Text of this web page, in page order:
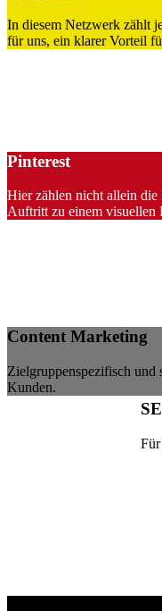
In diesem Netzwerk zählt
für uns, ein klarer Vorteil
Pinterest
Hier zählen nicht allein
Auftritt zu einem visuellen
Content Marketing
Zielgruppenspezifisch und
Kunden.